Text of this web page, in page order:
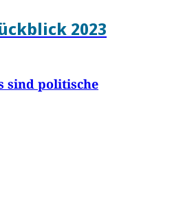
2023
sind politische